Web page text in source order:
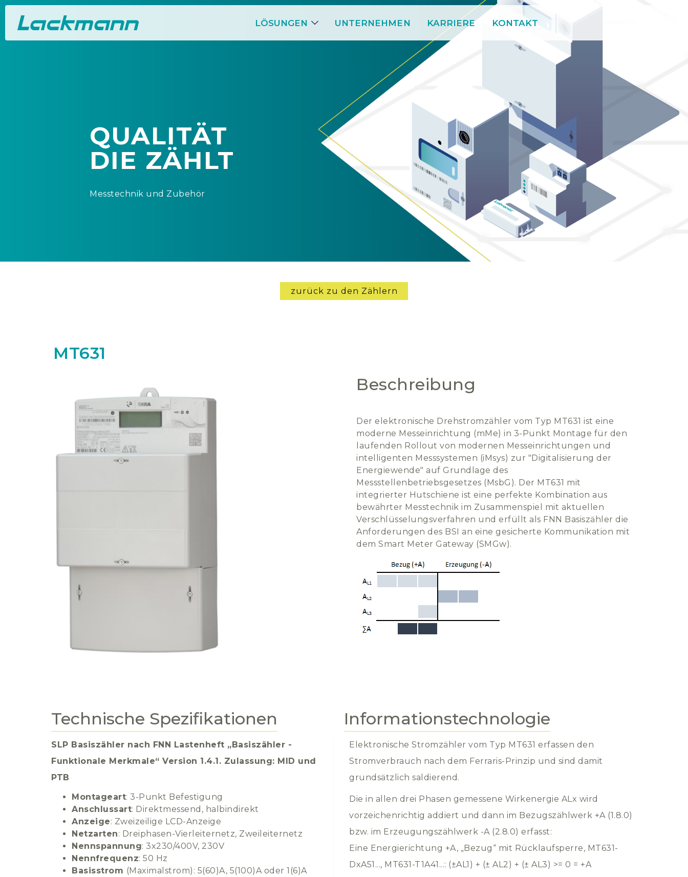
LÖSUNGEN UNTERNEHMEN KARRIERE KONTAKT
QUALITÄT
DIE ZÄHLT
Messtechnik und Zubehör
zurück zu den Zählern
Beschreibung
Der elektronische Drehstromzähler vom Typ MT631 ist eine
moderne Messeinrichtung (mMe) in 3-Punkt Montage für den
laufenden Rollout von modernen Messeinrichtungen und
intelligenten Messsystemen (iMsys) zur "Digitalisierung der
Energiewende" auf Grundlage des
Messstellenbetriebsgesetzes (MsbG). Der MT631 mit
integrierter Hutschiene ist eine perfekte Kombination aus
bewährter Messtechnik im Zusammenspiel mit aktuellen
Verschlüsselungsverfahren und erfüllt als FNN Basiszähler die
Anforderungen des BSI an eine gesicherte Kommunikation mit
dem Smart Meter Gateway (SMGw).
MT631
Technische Spezifikationen Informationstechnologie
Elektronische Stromzähler vom Typ MT631 erfassen den
Stromverbrauch nach dem Ferraris-Prinzip und sind damit
grundsätzlich saldierend.
Die in allen drei Phasen gemessene Wirkenergie ALx wird
vorzeichenrichtig addiert und dann im Bezugszählwerk +A (1.8.0)
bzw. im Erzeugungszählwerk -A (2.8.0) erfasst:
Eine Energierichtung +A, „Bezug“ mit Rücklaufsperre, MT631-
DxA51..., MT631-T1A41...: (±AL1) + (± AL2) + (± AL3) >= 0 = +A
SLP Basiszähler nach FNN Lastenheft „Basiszähler -
Funktionale Merkmale“ Version 1.4.1. Zulassung: MID und
PTB
Montageart: 3-Punkt Befestigung
Anschlussart: Direktmessend, halbindirekt
Anzeige: Zweizeilige LCD-Anzeige
Netzarten: Dreiphasen-Vierleiternetz, Zweileiternetz
Nennspannung: 3x230/400V, 230V
Nennfrequenz: 50 Hz
Basisstrom (Maximalstrom): 5(60)A, 5(100)A oder 1(6)A